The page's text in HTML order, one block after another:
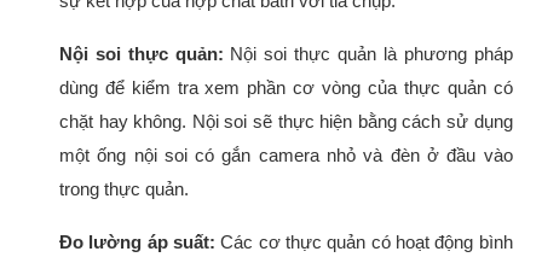
Nội soi thực quản: Nội soi thực quản là phương pháp
dùng để kiểm tra xem phần cơ vòng của thực quản có
chặt hay không. Nội soi sẽ thực hiện bằng cách sử dụng
một ống nội soi có gắn camera nhỏ và đèn ở đầu vào
trong thực quản.
Đo lường áp suất: Các cơ thực quản có hoạt động bình